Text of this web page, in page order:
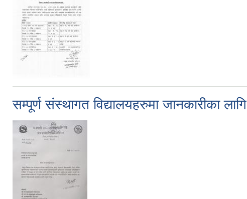
सम्पूर्ण संस्थागत विद्यालयहरुमा जानकारीका लागि